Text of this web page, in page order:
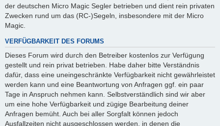
der deutschen Micro Magic Segler betrieben und dient rein privaten
Zwecken rund um das (RC-)Segeln, insbesondere mit der Micro
Magic.
VERFÜGBARKEIT DES FORUMS
Dieses Forum wird durch den Betreiber kostenlos zur Verfügung
gestellt und rein privat betrieben. Habe daher bitte Verständnis
dafür, dass eine uneingeschränkte Verfügbarkeit nicht gewährleistet
werden kann und eine Beantwortung von Anfragen ggf. ein paar
Tage in Anspruch nehmen kann. Selbstverständlich sind wir aber
um eine hohe Verfügbarkeit und zügige Bearbeitung deiner
Anfragen bemüht. Auch bei aller Sorgfalt können jedoch
Ausfallzeiten nicht ausgeschlossen werden, in denen die